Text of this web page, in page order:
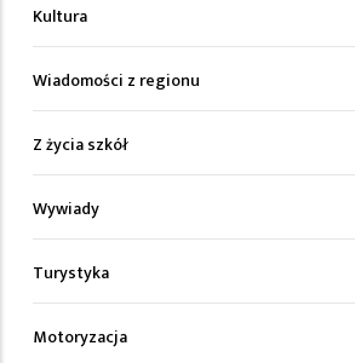
Kultura
Wiadomości z regionu
Z życia szkół
Wywiady
Turystyka
Motoryzacja